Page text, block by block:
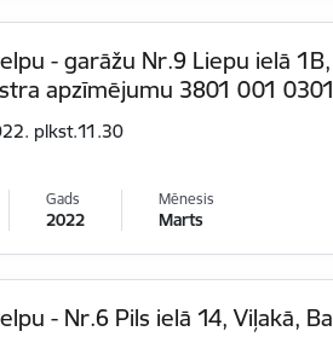
- garāžu Nr.9 Liepu ielā
apzīmējumu 3801 001
plkst.11.30
Gads
2022
Mēnesis
Marts
- Nr.6 Pils ielā 14, Viļakā,